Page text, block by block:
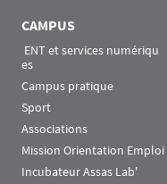
CAMPUS
es
Campus pratique
Sport
Associations
Mission Orientation Emploi
Incubateur Assas Lab'